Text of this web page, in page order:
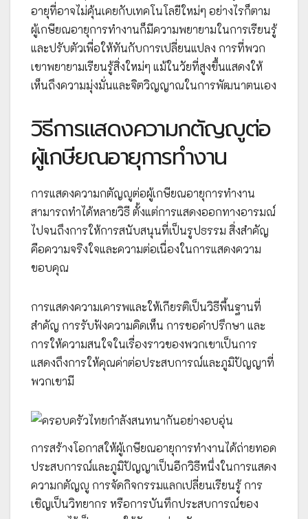
อายุที่อาจไม่คุ้นเคยกับเทคโนโลยีใหม่ๆ อย่างไรก็ตาม
ผู้เกษียณอายุการทำงานก็มีความพยายามในการเรียนรู้
และปรับตัวเพื่อให้ทันกับการเปลี่ยนแปลง การที่พวก
เขาพยายามเรียนรู้สิ่งใหม่ๆ แม้ในวัยที่สูงขึ้นแสดงให้
เห็นถึงความมุ่งมั่นและจิตวิญญาณในการพัฒนาตนเอง
วิธีการแสดงความกตัญญูต่อ
ผู้เกษียณอายุการทำงาน
การแสดงความกตัญญูต่อผู้เกษียณอายุการทำงาน
สามารถทำได้หลายวิธี ตั้งแต่การแสดงออกทางอารมณ์
ไปจนถึงการให้การสนับสนุนที่เป็นรูปธรรม สิ่งสำคัญ
คือความจริงใจและความต่อเนื่องในการแสดงความ
ขอบคุณ
การแสดงความเคารพและให้เกียรติเป็นวิธีพื้นฐานที่
สำคัญ การรับฟังความคิดเห็น การขอคำปรึกษา และ
การให้ความสนใจในเรื่องราวของพวกเขาเป็นการ
แสดงถึงการให้คุณค่าต่อประสบการณ์และภูมิปัญญาที่
พวกเขามี
การสร้างโอกาสให้ผู้เกษียณอายุการทำงานได้ถ่ายทอด
ประสบการณ์และภูมิปัญญาเป็นอีกวิธีหนึ่งในการแสดง
ความกตัญญู การจัดกิจกรรมแลกเปลี่ยนเรียนรู้ การ
เชิญเป็นวิทยากร หรือการบันทึกประสบการณ์ของ